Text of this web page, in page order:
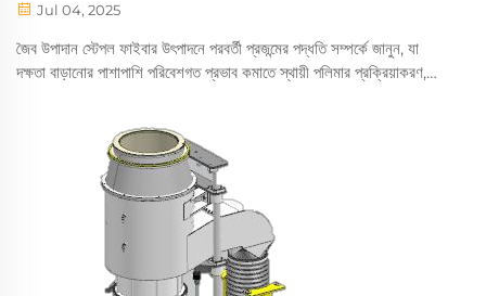
Jul 04, 2025
জৈব উপাদান স্টেপল ফাইবার উৎপাদনে পরবর্তী প্রজন্মের পদ্ধতি সম্পর্কে জানুন, যা
দক্ষতা বাড়ানোর পাশাপাশি পরিবেশগত প্রভাব কমাতে স্থায়ী পলিমার প্রক্রিয়াকরণ,